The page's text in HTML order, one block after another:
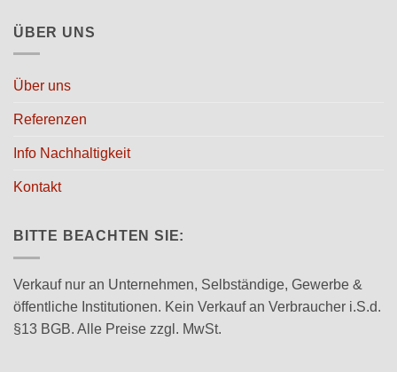
ÜBER UNS
Über uns
Referenzen
Info Nachhaltigkeit
Kontakt
BITTE BEACHTEN SIE:
Verkauf nur an Unternehmen, Selbständige, Gewerbe &
öffentliche Institutionen. Kein Verkauf an Verbraucher i.S.d.
§13 BGB. Alle Preise zzgl. MwSt.